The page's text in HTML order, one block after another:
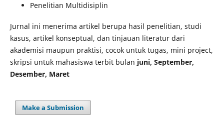
Penelitian Multidisiplin
Jurnal ini menerima artikel berupa hasil penelitian, studi
kasus, artikel konseptual, dan tinjauan literatur dari
akademisi maupun praktisi, cocok untuk tugas, mini project,
skripsi untuk mahasiswa terbit bulan juni, September,
Desember, Maret
Make a Submission